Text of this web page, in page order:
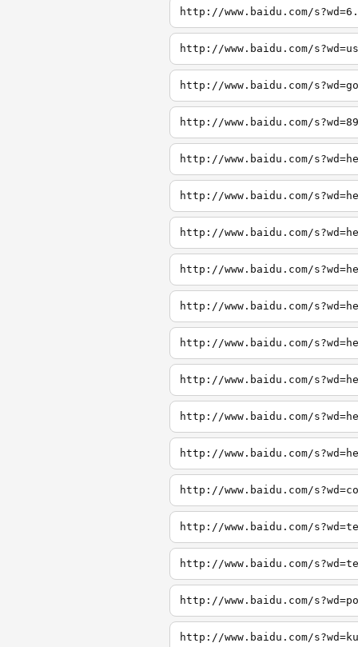
http://www.baidu.com/
http://www.baidu.com/
http://www.baidu.com/
http://www.baidu.com/
http://www.baidu.com/
http://www.baidu.com/
http://www.baidu.com/
http://www.baidu.com/
http://www.baidu.com/
http://www.baidu.com/
http://www.baidu.com/
http://www.baidu.com/
http://www.baidu.com/
http://www.baidu.com/
http://www.baidu.com/
http://www.baidu.com/
http://www.baidu.com/
http://www.baidu.com/